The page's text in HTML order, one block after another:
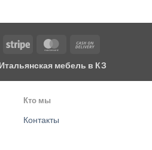
Stripe MasterCard
Delivery
Итальянская мебель в КЗ
Кто мы
Контакты